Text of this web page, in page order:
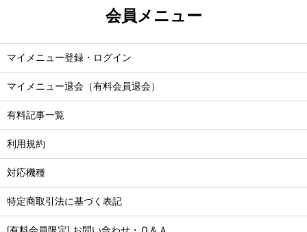
会員メニュー
マイメニュー登録・ログイン
マイメニュー退会（有料会員退会）
有料記事一覧
利用規約
対応機種
特定商取引法に基づく表記